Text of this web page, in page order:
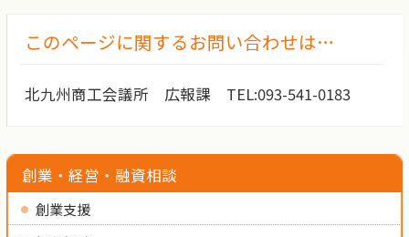
このページに関するお問い合わせは…
北九州商工会議所 広報課 TEL:093-541-0183
創業・経営・融資相談
創業支援